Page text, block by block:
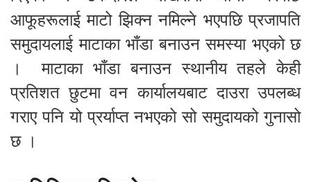
आफूहरूलाई माटो झिक्न नमिल्ने भएपछि प्रजापति
समुदायलाई माटाका भाँडा बनाउन समस्या भएको छ
। माटाका भाँडा बनाउन स्थानीय तहले केही
प्रतिशत छुटमा वन कार्यालयबाट दाउरा उपलब्ध
गराए पनि यो प्रर्याप्त नभएको सो समुदायको गुनासो
छ ।